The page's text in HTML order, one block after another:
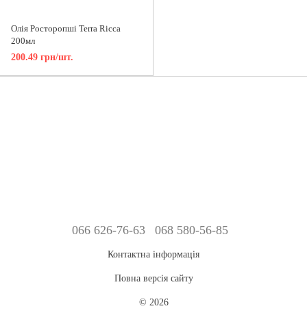
Олія Росторопші Terra Ricca
200мл
200.49 грн/шт.
066 626-76-63 068 580-56-85
Контактна інформація
Повна версія сайту
© 2026